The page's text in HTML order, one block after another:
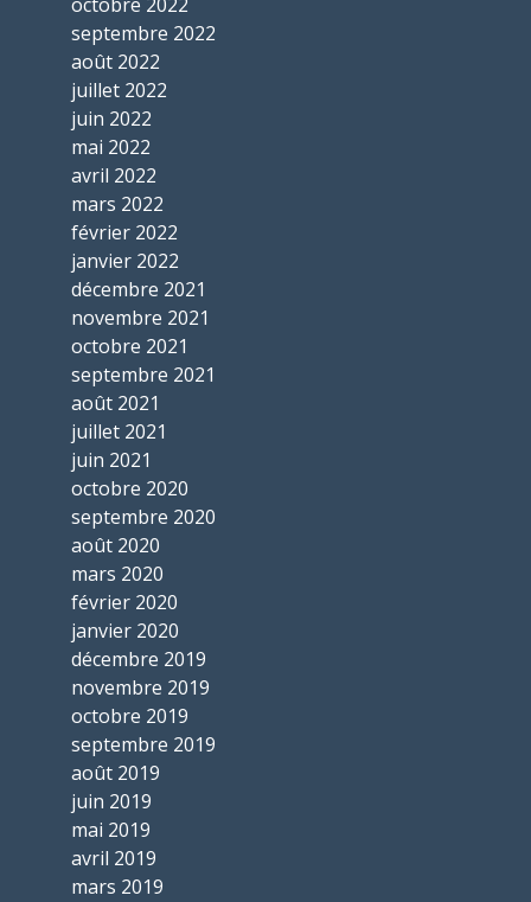
octobre 2022
septembre 2022
août 2022
juillet 2022
juin 2022
mai 2022
avril 2022
mars 2022
février 2022
janvier 2022
décembre 2021
novembre 2021
octobre 2021
septembre 2021
août 2021
juillet 2021
juin 2021
octobre 2020
septembre 2020
août 2020
mars 2020
février 2020
janvier 2020
décembre 2019
novembre 2019
octobre 2019
septembre 2019
août 2019
juin 2019
mai 2019
avril 2019
mars 2019